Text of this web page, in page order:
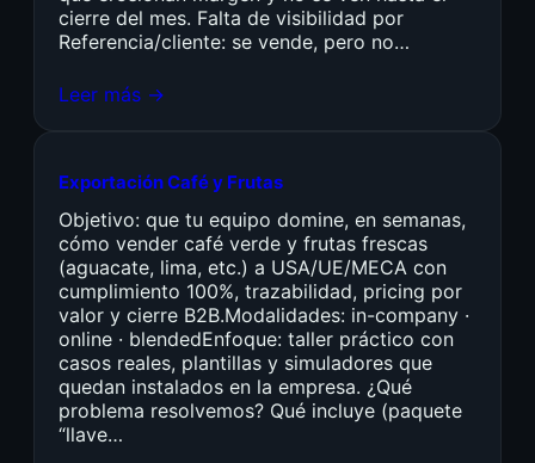
cierre del mes. Falta de visibilidad por
Referencia/cliente: se vende, pero no…
Leer más →
Exportación Café y Frutas
Objetivo: que tu equipo domine, en semanas,
cómo vender café verde y frutas frescas
(aguacate, lima, etc.) a USA/UE/MECA con
cumplimiento 100%, trazabilidad, pricing por
valor y cierre B2B.Modalidades: in-company ·
online · blendedEnfoque: taller práctico con
casos reales, plantillas y simuladores que
quedan instalados en la empresa. ¿Qué
problema resolvemos? Qué incluye (paquete
“llave…